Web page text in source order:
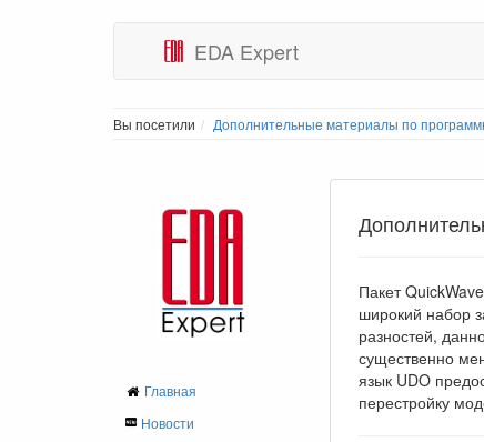
EDA Expert
Вы посетили Дополнительные материалы по
Главная
Новости
Пакет
широкий набор
разностей,
существенно
язык UDO
перестройку